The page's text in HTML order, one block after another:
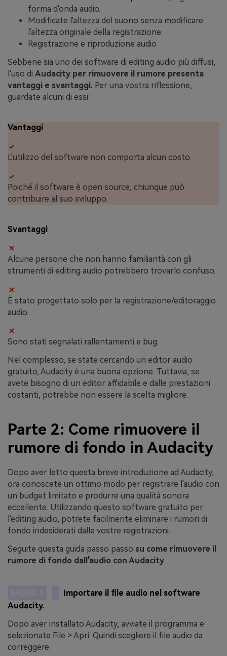
forma d'onda audio.
Modificate l'altezza del suono senza modificare
l'altezza originale della registrazione.
Registrazione e riproduzione audio
Sebbene sia uno dei software di editing audio più diffusi,
l'uso di Audacity per rimuovere il rumore presenta
vantaggi e svantaggi. Per una vostra riflessione,
guardate alcuni di essi:
Vantaggi
L'utilizzo del software non comporta alcun costo.
Poiché il software è open source, chiunque può
contribuire al suo sviluppo.
Svantaggi
Alcune persone che non hanno familiarità con gli
strumenti di editing audio potrebbero trovarlo confuso.
È stato progettato solo per la registrazione/editoraggio
audio.
Sono stati segnalati rallentamenti e bug.
Nel complesso, se state cercando un editor audio
gratuito, Audacity è una buona opzione. Tuttavia, se
avete bisogno di un editor affidabile e dalle prestazioni
costanti, potrebbe non essere la scelta migliore.
Parte 2: Come rimuovere il
rumore di fondo in Audacity
Dopo aver letto questa breve introduzione ad Audacity,
ora conoscete un ottimo modo per registrare l'audio con
un budget limitato e produrre una qualità sonora
eccellente. Utilizzando questo software gratuito per
l'editing audio, potrete facilmente eliminare i rumori di
fondo indesiderati dalle vostre registrazioni.
Seguite questa guida passo passo su come rimuovere il
rumore di fondo dall'audio con Audacity:
Importare il file audio nel software
Audacity.
Dopo aver installato Audacity, avviate il programma e
selezionate File > Apri. Quindi scegliere il file audio da
correggere.